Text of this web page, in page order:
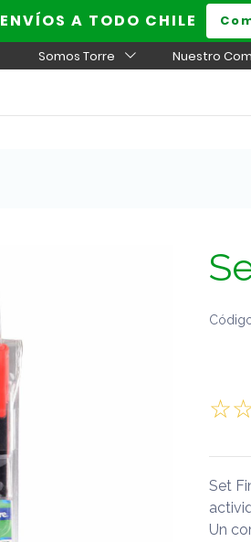
ENVÍOS A TODO CHILE
Somos Torre Nuestro
Set
Un